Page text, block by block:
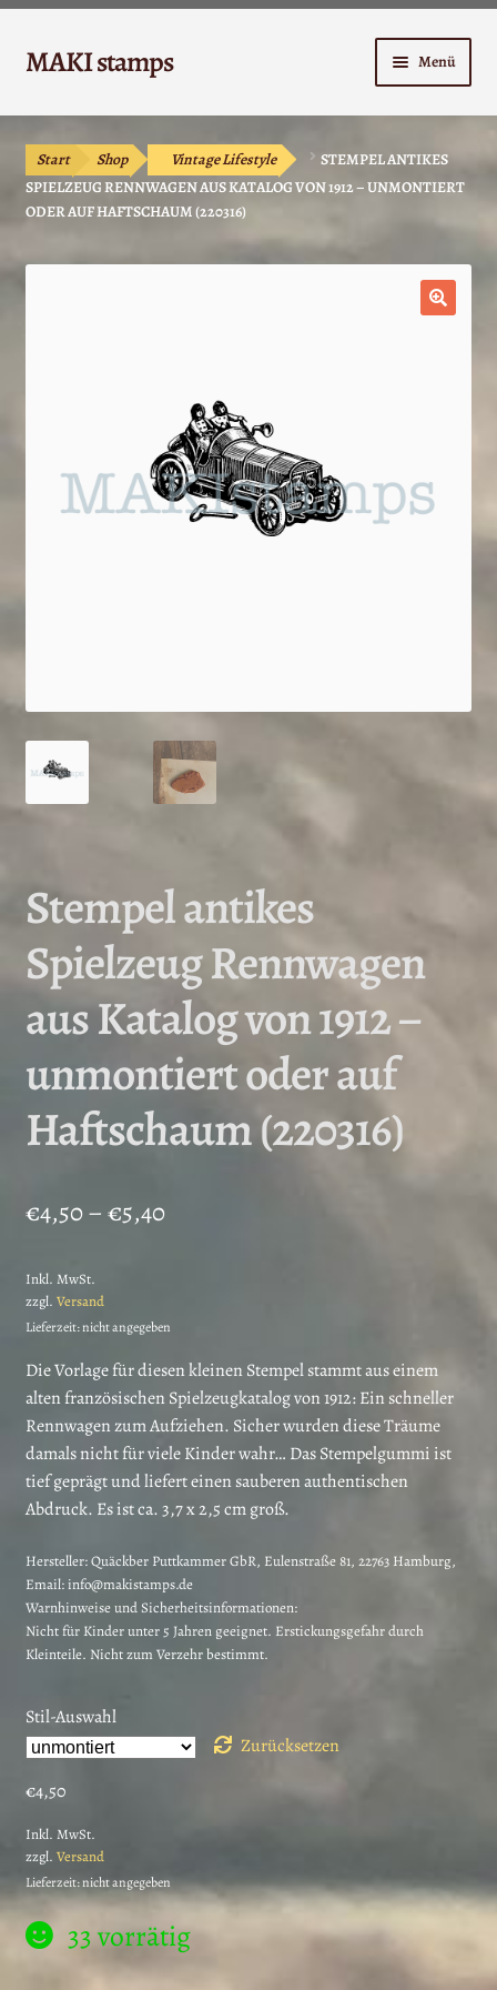
Zur
Navigation
Zum
Inhalt
MAKI stamps Menü
Shop
Warenkorb
Start Shop Vintage Lifestyle
STEMPEL ANTIKES
SPIELZEUG RENNWAGEN AUS KATALOG VON 1912 – UNMONTIERT
ODER AUF HAFTSCHAUM (220316)
Stempel antikes
Spielzeug Rennwagen
aus Katalog von 1912 –
unmontiert oder auf
Haftschaum (220316)
€4,50–€5,40Preisspanne:
€5,40
Inkl. MwSt.
zzgl. Versand
Lieferzeit: nicht angegeben
Die Vorlage für diesen kleinen Stempel stammt aus einem
alten französischen Spielzeugkatalog von 1912: Ein schneller
Rennwagen zum Aufziehen. Sicher wurden diese Träume
damals nicht für viele Kinder wahr… Das Stempelgummi ist
tief geprägt und liefert einen sauberen authentischen
Abdruck. Es ist ca. 3,7 x 2,5 cm groß.
Hersteller:Quäckber Puttkammer GbR, Eulenstraße 81, 22763 Hamburg,
Email: info@makistamps.de
Warnhinweise und Sicherheitsinformationen:
Nicht für Kinder unter 5 Jahren geeignet. Erstickungsgefahr durch
Kleinteile. Nicht zum Verzehr bestimmt.
Stil-Auswahl
Zurücksetzen
€4,50
Inkl. MwSt.
zzgl. Versand
Lieferzeit: nicht angegeben
33 vorrätig